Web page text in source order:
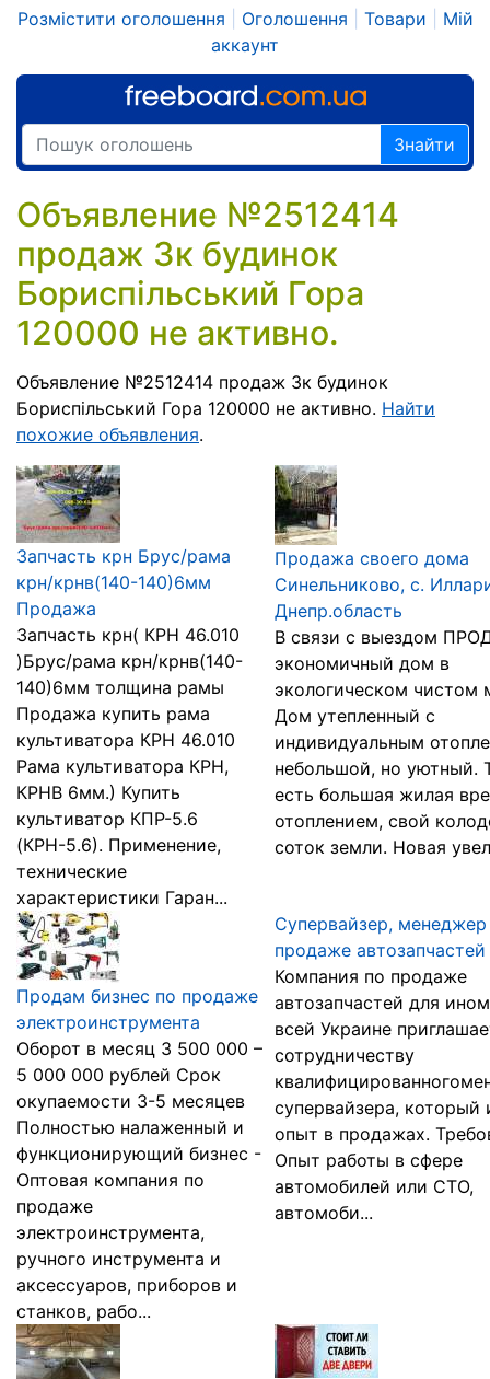
Розмістити оголошення Оголошення Товари
Мій
аккаунт
Знайти
Объявление №2512414
продаж 3к будинок
Бориспільський Гора
120000 не активно.
Объявление №2512414 продаж 3к будинок
Бориспільський Гора 120000 не активно. Найти
похожие объявления.
Запчасть крн Брус/рама
крн/крнв(140-140)6мм
Продажа
Запчасть крн( КРН 46.010
)Брус/рама крн/крнв(140-
140)6мм толщина рамы
Продажа купить рама
культиватора КРН 46.010
Рама культиватора КРН,
КРНВ 6мм.) Купить
культиватор КПР-5.6
(КРН-5.6). Применение,
технические
характеристики Гаран...
Продажа своего дома
Синельниково, с.
Днепр.область
В связи с выездом
экономичный дом в
экологическом чистом
Дом утепленный с
индивидуальным
небольшой, но уютный.
есть большая жилая
отоплением, свой
соток земли. Новая
Продам бизнес по продаже
электроинструмента
Оборот в месяц 3 500 000 –
5 000 000 рублей Срок
окупаемости 3-5 месяцев
Полностью налаженный и
функционирующий бизнес -
Оптовая компания по
продаже
электроинструмента,
ручного инструмента и
аксессуаров, приборов и
станков, рабо...
Супервайзер,
продаже автозапчастей
Компания по продаже
автозапчастей для
всей Украине
сотрудничеству
супервайзера, который
опыт в продажах.
Опыт работы в сфере
автомобилей или СТО,
автомоби...